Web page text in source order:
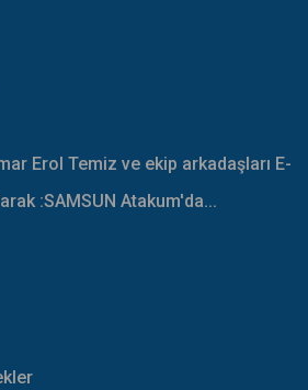
Erol Temiz ve ekip arkadaşları E-
:SAMSUN Atakum'da...